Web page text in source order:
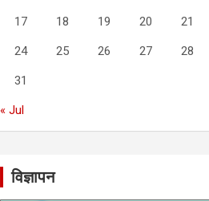
17 18 19 20 21
24 25 26 27 28
31
« Jul
विज्ञापन